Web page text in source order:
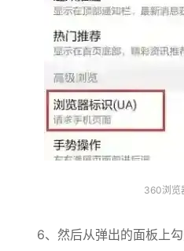
360浏览
6、然后从弹出的面板上